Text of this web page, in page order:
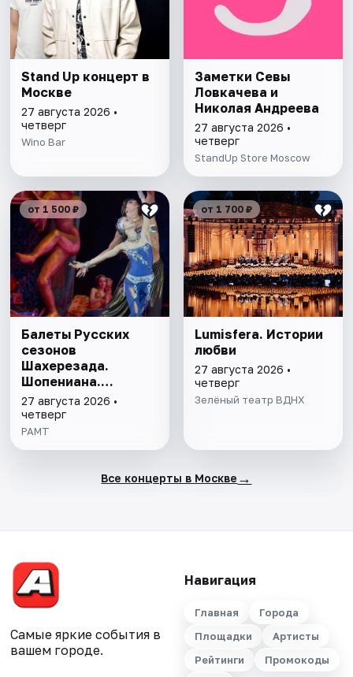
Stand Up концерт в
Москве
27 августа 2026 •
четверг
Wino Bar
Заметки Севы
Ловкачева и
Николая Андреева
27 августа 2026 •
четверг
StandUp Store Moscow
от 1 500 ₽
Балеты Русских
сезонов
Шахерезада.
Шопениана.
Половецкие пляски
27 августа 2026 •
четверг
РАМТ
от 1 700 ₽
Lumisfera. Истории
любви
27 августа 2026 •
четверг
Зелёный театр ВДНХ
Все концерты в Москве →
Самые яркие события в
вашем городе.
Навигация
Главная
Города
Площадки
Артисты
Рейтинги
Промокоды